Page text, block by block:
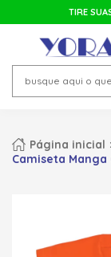
TIRE
Página inicial
Camiseta